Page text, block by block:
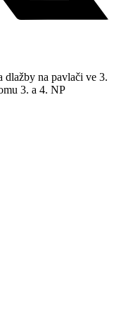
dlažby na pavlači ve 3.
3. a 4. NP